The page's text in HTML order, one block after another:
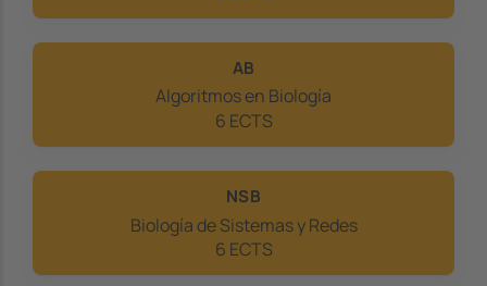
AB
Algoritmos en Biología
6 ECTS
NSB
Biología de Sistemas y Redes
6 ECTS